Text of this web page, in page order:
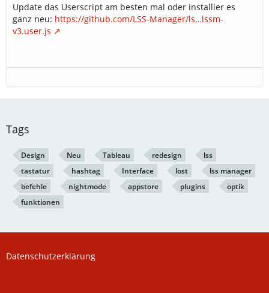
Update das Userscript am besten mal oder installier es
ganz neu: https://github.com/LSS-Manager/ls…lssm-
v3.user.js
Tags
Design Neu Tableau redesign
lss
tastatur
hashtag Interface lost
lss manager
befehle
nightmode appstore plugins
optik
funktionen
Datenschutzerklärung